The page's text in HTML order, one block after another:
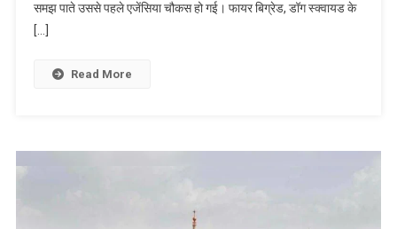
!
समझ पाते उससे पहले एजेंसिया चौकस हो गई। फायर बिग्रेड, डॉग स्क्वायड के
[…]
Read More